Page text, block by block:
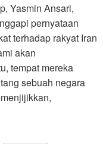
Yasmin Ansari,
pernyataan
terhadap rakyat Iran
akan
tempat mereka
sebuah negara